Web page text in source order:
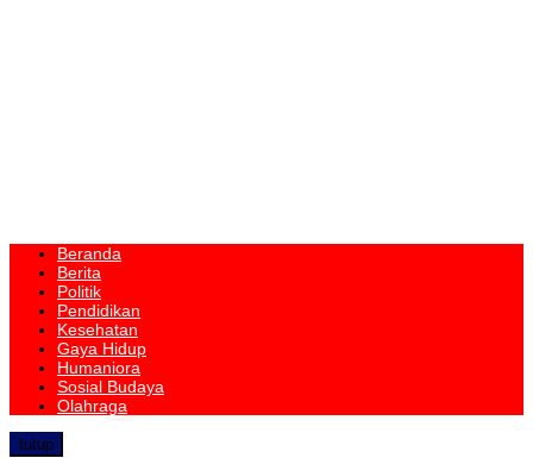
Beranda
Berita
Politik
Pendidikan
Kesehatan
Gaya Hidup
Humaniora
Sosial Budaya
Olahraga
tutup